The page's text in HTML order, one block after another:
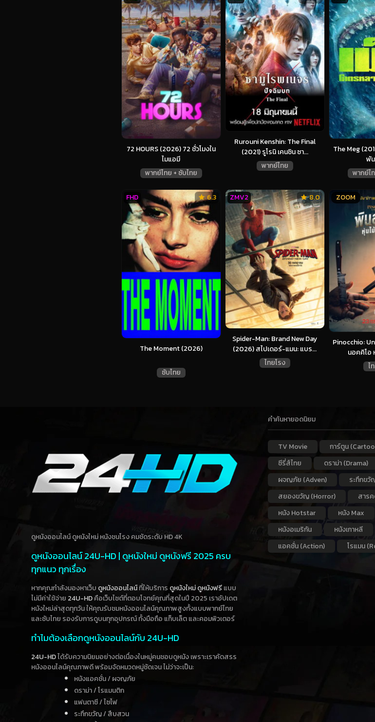
72 HOURS (2026) 72 ชั่วโมงใน
ไมแอมี
พากย์ไทย + ซับไทย
Rurouni Kenshin: The Final
(2021) รูโรนิ เคนชิน ซา...
พากย์ไทย
The Meg
พั
พากย์ไ
The Moment (2026)
ซับไทย
6.3
FHD
Spider-Man: Brand New Day
(2026) สไปเดอร์-แมน: แบร...
ไทยโรง
8.0
ZMV2
Pinocchio:
นอคคิโอ
ไ
ZOOM
ดูหนังออนไลน์ ดูหนังใหม่ หนังชนโรง คมชัดระดับ HD 4K
ดูหนังออนไลน์ 24U-HD | ดูหนังใหม่ ดูหนังฟรี 2025 ครบ
ทุกแนว ทุกเรื่อง
หากคุณกำลังมองหาเว็บ ดูหนังออนไลน์ที่ให้บริการ ดูหนังใหม่ดูหนังฟรีแบบ
ไม่มีค่าใช้จ่าย 24U-HDคือเว็บไซต์ที่ตอบโจทย์คุณที่สุดในปี 2025 เราอัปเดต
หนังใหม่ล่าสุดทุกวัน ให้คุณรับชมหนังออนไลน์คุณภาพสูงทั้งแบบพากย์ไทย
และซับไทย รองรับการดูบนทุกอุปกรณ์ ทั้งมือถือ แท็บเล็ต และคอมพิวเตอร์
ทำไมต้องเลือกดูหนังออนไลน์กับ 24U-HD
24U-HDได้รับความนิยมอย่างต่อเนื่องในหมู่คนชอบดูหนัง เพราะเราคัดสรร
หนังออนไลน์คุณภาพดี พร้อมจัดหมวดหมู่ชัดเจน ไม่ว่าจะเป็น:
หนังแอคชั่น / ผจญภัย
ดราม่า / โรแมนติก
แฟนตาซี / ไซไฟ
ระทึกขวัญ / สืบสวน
คำค้นหายอดนิยม
TV Movie การ์ตูน
ซีรี่ส์ไทย
ดราม่า (Drama)
ผจญภัย (Adven)
ระทึกข
สยองขวัญ (Horror)
สาร
หนัง Hotstar
หนัง Max
หนังอเมริกัน
หนังเกาหลี
แอคชั่น (Action)
โรแมน